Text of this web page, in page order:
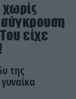
είχε
της